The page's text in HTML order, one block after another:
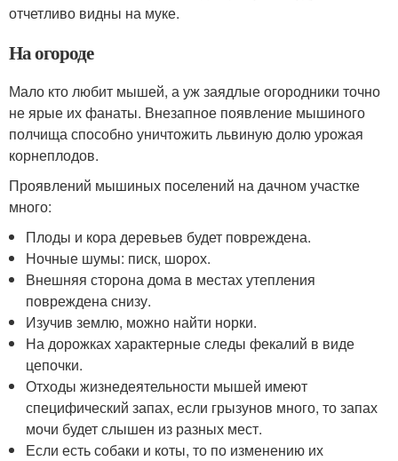
отчетливо видны на муке.
На огороде
Мало кто любит мышей, а уж заядлые огородники точно
не ярые их фанаты. Внезапное появление мышиного
полчища способно уничтожить львиную долю урожая
корнеплодов.
Проявлений мышиных поселений на дачном участке
много:
Плоды и кора деревьев будет повреждена.
Ночные шумы: писк, шорох.
Внешняя сторона дома в местах утепления
повреждена снизу.
Изучив землю, можно найти норки.
На дорожках характерные следы фекалий в виде
цепочки.
Отходы жизнедеятельности мышей имеют
специфический запах, если грызунов много, то запах
мочи будет слышен из разных мест.
Если есть собаки и коты, то по изменению их